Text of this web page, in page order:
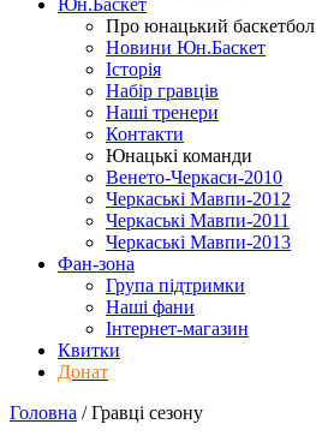
Юн.Баскет
Про юнацький баскетбол
Новини Юн.Баскет
Історія
Набір гравців
Наші тренери
Контакти
Юнацькі команди
Венето-Черкаси-2010
Черкаські Мавпи-2012
Черкаські Мавпи-2011
Черкаські Мавпи-2013
Фан-зона
Група підтримки
Наші фани
Інтернет-магазин
Квитки
Донат
Головна /Гравці сезону